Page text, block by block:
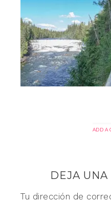
ADD A
DEJA UNA
Tu dirección de